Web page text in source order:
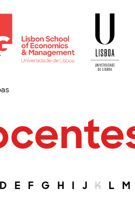
D E F G H I J K L M